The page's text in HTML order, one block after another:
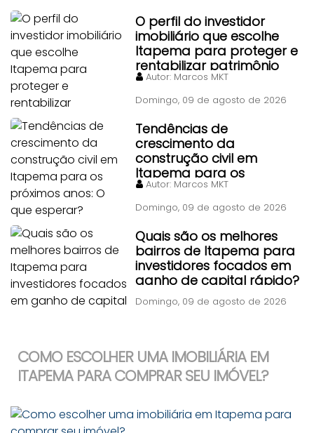
O perfil do investidor
imobiliário que escolhe
Itapema para proteger e
rentabilizar patrimônio
Autor: Marcos MKT
Domingo, 09 de agosto de 2026
Tendências de
crescimento da
construção civil em
Itapema para os
próximos anos: O que
esperar?
Autor: Marcos MKT
Domingo, 09 de agosto de 2026
Quais são os melhores
bairros de Itapema para
investidores focados em
ganho de capital rápido?
Domingo, 09 de agosto de 2026
COMO ESCOLHER UMA IMOBILIÁRIA EM
ITAPEMA PARA COMPRAR SEU IMÓVEL?